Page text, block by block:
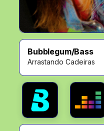
Bubblegum/Bass
Arrastando Cadeiras